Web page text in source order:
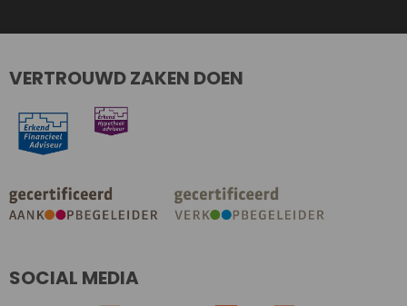
VERTROUWD ZAKEN DOEN
SOCIAL MEDIA